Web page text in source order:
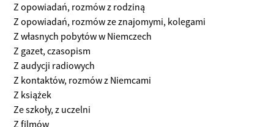
Z opowiadań, rozmów z rodziną
Z opowiadań, rozmów ze znajomymi, kolegami
Z własnych pobytów w Niemczech
Z gazet, czasopism
Z audycji radiowych
Z kontaktów, rozmów z Niemcami
Z książek
Ze szkoły, z uczelni
Z filmów